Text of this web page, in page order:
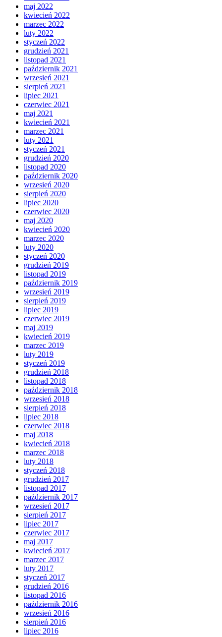
maj 2022
kwiecień 2022
marzec 2022
luty 2022
styczeń 2022
grudzień 2021
listopad 2021
październik 2021
wrzesień 2021
sierpień 2021
lipiec 2021
czerwiec 2021
maj 2021
kwiecień 2021
marzec 2021
luty 2021
styczeń 2021
grudzień 2020
listopad 2020
październik 2020
wrzesień 2020
sierpień 2020
lipiec 2020
czerwiec 2020
maj 2020
kwiecień 2020
marzec 2020
luty 2020
styczeń 2020
grudzień 2019
listopad 2019
październik 2019
wrzesień 2019
sierpień 2019
lipiec 2019
czerwiec 2019
maj 2019
kwiecień 2019
marzec 2019
luty 2019
styczeń 2019
grudzień 2018
listopad 2018
październik 2018
wrzesień 2018
sierpień 2018
lipiec 2018
czerwiec 2018
maj 2018
kwiecień 2018
marzec 2018
luty 2018
styczeń 2018
grudzień 2017
listopad 2017
październik 2017
wrzesień 2017
sierpień 2017
lipiec 2017
czerwiec 2017
maj 2017
kwiecień 2017
marzec 2017
luty 2017
styczeń 2017
grudzień 2016
listopad 2016
październik 2016
wrzesień 2016
sierpień 2016
lipiec 2016